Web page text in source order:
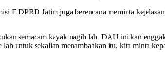
E DPRD Jatim juga berencana meminta
semacam kayak nagih lah. DAU ini kan
untuk sekalian menambahkan itu, kita minta